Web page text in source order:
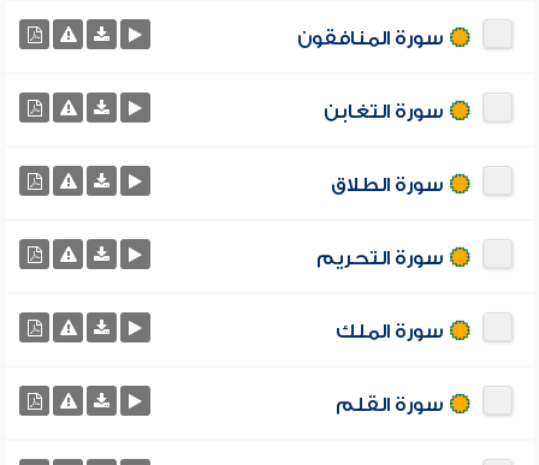
سورة المنافقون
سورة التغابن
سورة الطلاق
سورة التحريم
سورة الملك
سورة القلم